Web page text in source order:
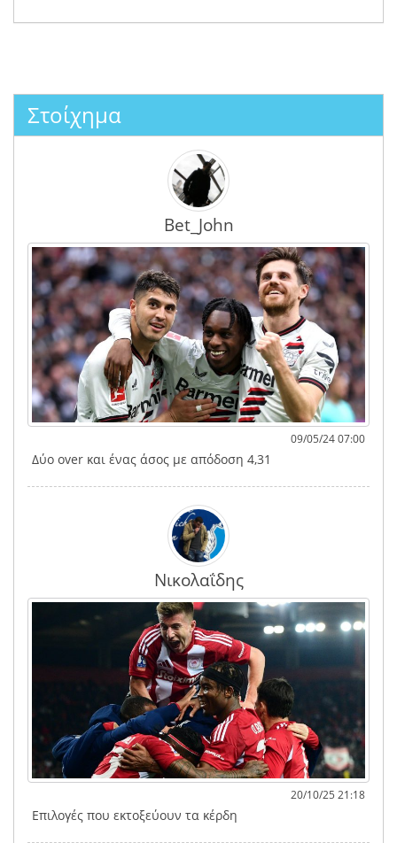
Στοίχημα
Bet_John
09/05/24 07:00
Δύο over και ένας άσος με απόδοση 4,31
Νικολαΐδης
20/10/25 21:18
Επιλογές που εκτοξεύουν τα κέρδη